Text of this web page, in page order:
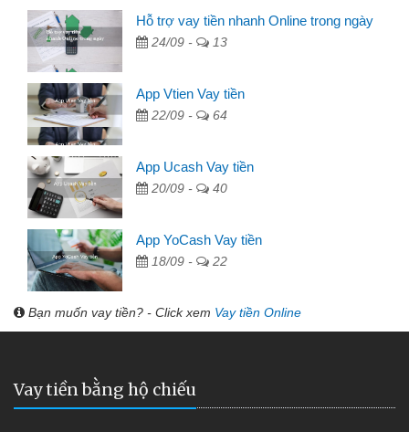
Hỗ trợ vay tiền nhanh Online trong ngày
24/09 - 13
App Vtien Vay tiền
22/09 - 64
App Ucash Vay tiền
20/09 - 40
App YoCash Vay tiền
18/09 - 22
Bạn muốn vay tiền? - Click xem Vay tiền Online
Vay tiền bằng hộ chiếu